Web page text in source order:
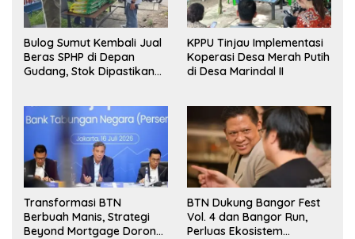
Bulog Sumut Kembali Jual
Beras SPHP di Depan
Gudang, Stok Dipastikan
KPPU Tinjau Implementasi
Koperasi Desa Merah Putih
di Desa Marindal II
Transformasi BTN
Berbuah Manis, Strategi
Beyond Mortgage Dorong
BTN Dukung Bangor Fest
Vol. 4 dan Bangor Run,
Perluas Ekosistem